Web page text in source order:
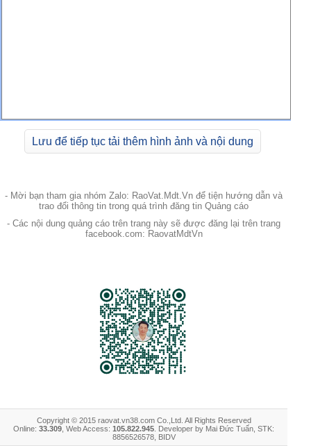
Lưu để tiếp tục tải thêm hình ảnh và nội dung
- Mời bạn tham gia nhóm Zalo: RaoVat.Mdt.Vn để tiện hướng dẫn và
trao đổi thông tin trong quá trình đăng tin Quảng cáo
- Các nội dung quảng cáo trên trang này sẽ được đăng lại trên trang
facebook.com: RaovatMdtVn
Copyright © 2015 raovat.vn38.com Co.,Ltd. All Rights Reserved
Online: 33.309 , Web Access: 105.822.945 . Developer by Mai Đức Tuấn, STK:
8856526578, BIDV